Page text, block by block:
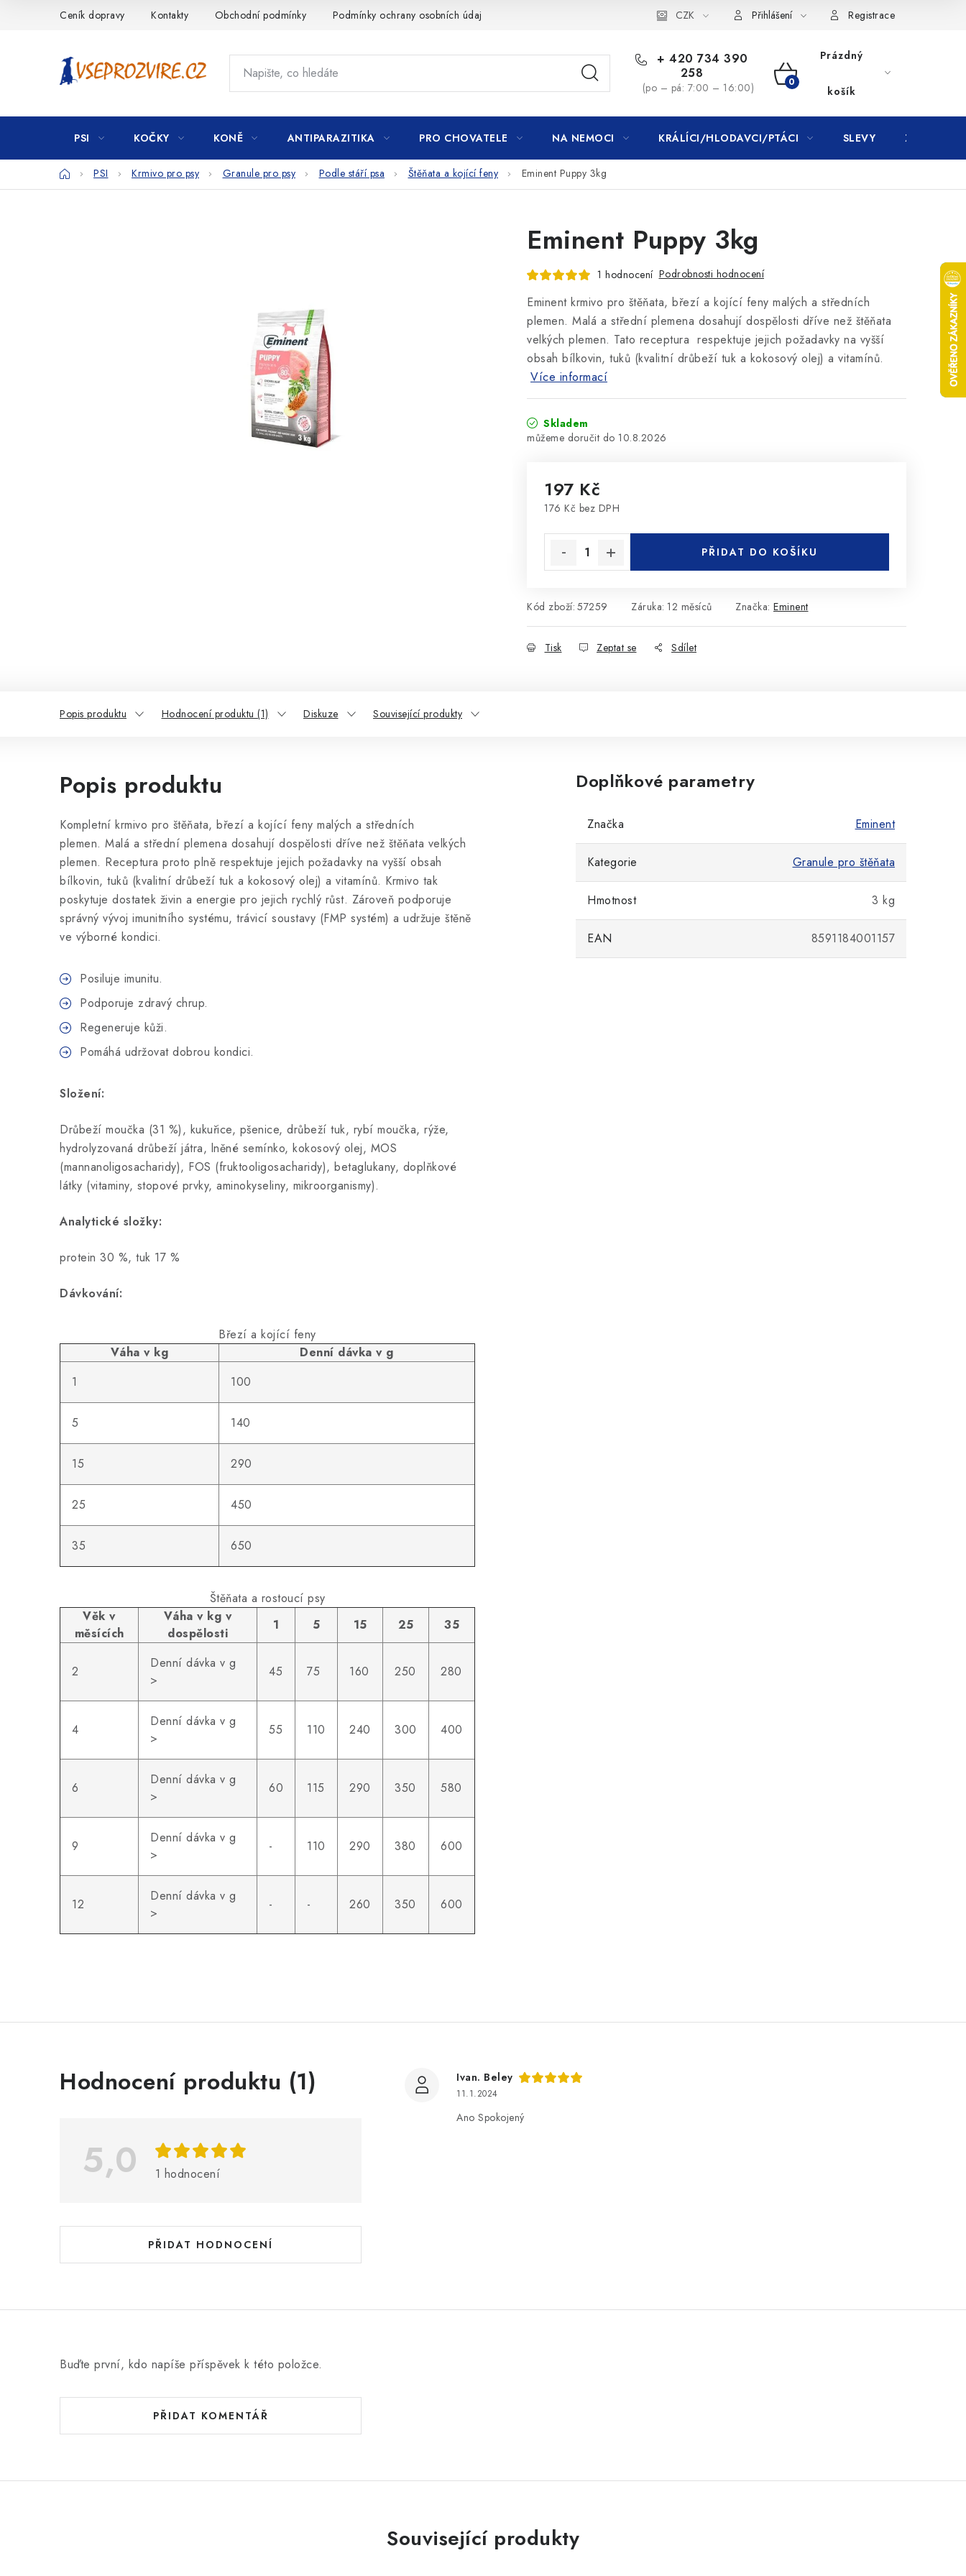
Ceník dopravy Kontakty Obchodní podmínky Podmínky ochrany osobních údajů CZK Přihlášení Registrace
+ 420 734 390
258
(po – pá: 7:00 – 16:00)
NÁKUPNÍ
KOŠÍK
Prázdný
košík
PSI KOČKY KONĚ ANTIPARAZITIKA PRO CHOVATELE NA NEMOCI KRÁLÍCI/HLODAVCI/PTÁCI SLEVY ZNAČKY
DomůPSI Krmivo pro psy Granule pro psy Podle stáří psa Štěňata a kojící feny Eminent Puppy 3kg
Eminent Puppy 3kg
1 hodnocení Podrobnosti hodnocení
Eminent krmivo pro štěňata, březí a kojící feny malých a středních
plemen. Malá a střední plemena dosahují dospělosti dříve než štěňata
velkých plemen. Tato receptura respektuje jejich požadavky na vyšší
obsah bílkovin, tuků (kvalitní drůbeží tuk a kokosový olej) a vitamínů.
Více informací
Skladem
10.8.2026
197 Kč
176 Kč bez DPH
PŘIDAT DO KOŠÍKU
Kód zboží: 57259 Záruka: 12 měsíců Značka: Eminent
Tisk Zeptat se Sdílet
Popis produktu Hodnocení produktu (1) Diskuze Související produkty
Popis produktu
Kompletní krmivo pro štěňata, březí a kojící feny malých a středních
plemen. Malá a střední plemena dosahují dospělosti dříve než štěňata velkých
plemen. Receptura proto plně respektuje jejich požadavky na vyšší obsah
bílkovin, tuků (kvalitní drůbeží tuk a kokosový olej) a vitamínů. Krmivo tak
poskytuje dostatek živin a energie pro jejich rychlý růst. Zároveň podporuje
správný vývoj imunitního systému, trávicí soustavy (FMP systém) a udržuje štěně
ve výborné kondici.
Posiluje imunitu.
Podporuje zdravý chrup.
Regeneruje kůži.
Pomáhá udržovat dobrou kondici.
Složení:
Drůbeží moučka (31 %), kukuřice, pšenice, drůbeží tuk, rybí moučka, rýže,
hydrolyzovaná drůbeží játra, lněné semínko, kokosový olej, MOS
(mannanoligosacharidy), FOS (fruktooligosacharidy), betaglukany, doplňkové
látky (vitaminy, stopové prvky, aminokyseliny, mikroorganismy).
Analytické složky:
protein 30 %, tuk 17 %
Dávkování:
Březí a kojící feny
Váha v kg
Denní dávka v g
1
100
5 140
15 290
25 450
35 650
Štěňata a rostoucí psy
Věk v
měsících
Váha v kg v
dospělosti
1 5 15 25 35
2
Denní dávka v g
>
45 75 160 250 280
4
Denní dávka v g
>
55 110 240 300 400
6
Denní dávka v g
>
60 115 290 350 580
9
Denní dávka v g
>
- 110 290 380 600
12
Denní dávka v g
>
- - 260 350 600
Doplňkové parametry
Značka Eminent
Kategorie Granule pro štěňata
Hmotnost 3 kg
EAN 8591184001157
Hodnocení produktu (1)
5,0 1 hodnocení
PŘIDAT HODNOCENÍ
V
o
n
c
n
Ivan. Beley
11.1.2024
Ano Spokojený
Buďte první, kdo napíše příspěvek k této položce.
PŘIDAT KOMENTÁŘ
Související produkty